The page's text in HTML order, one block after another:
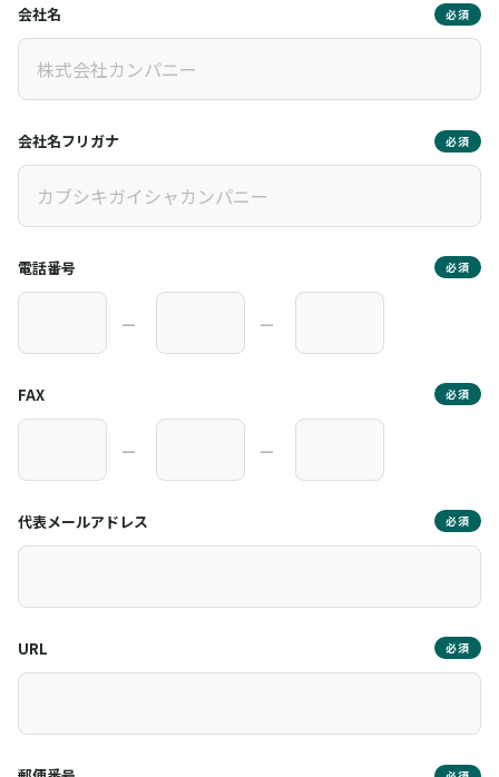
会社名 必須
会社名フリガナ 必須
電話番号 必須
― ―
FAX 必須
― ―
代表メールアドレス 必須
URL 必須